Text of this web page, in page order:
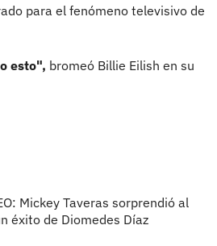
para el fenómeno televisivo de
esto", bromeó Billie Eilish en su
Mickey Taveras sorprendió al
éxito de Diomedes Díaz